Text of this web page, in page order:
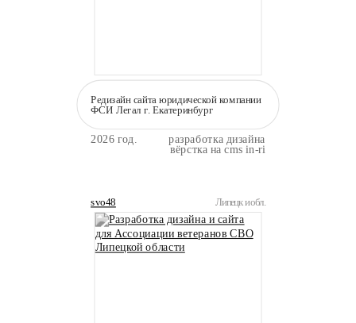
Редизайн сайта юридической компании
ФСИ Легал г. Екатеринбург
2026 год. разработка дизайна
вёрстка на cms in-ri
svo48 Липецк и обл.